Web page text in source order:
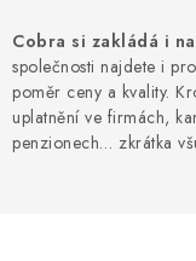
VISACÍ ZÁMKY
ZÁMKY, PETLICE A
SPECIÁLNÍ KOVÁNÍ
Cobra si zakládá i
společnosti najdete i
poměr ceny a kvality.
uplatnění ve firmách,
penzionech… zkrátka